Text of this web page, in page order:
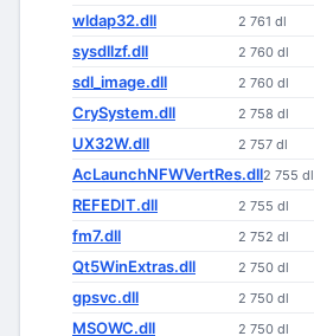
wldap32.dll 2 761 dl
sysdllzf.dll 2 760 dl
sdl_image.dll 2 760 dl
CrySystem.dll 2 758 dl
UX32W.dll 2 757 dl
AcLaunchNFWVertRes.dll2 755 dl
REFEDIT.dll 2 755 dl
fm7.dll 2 752 dl
Qt5WinExtras.dll 2 750 dl
gpsvc.dll 2 750 dl
MSOWC.dll 2 750 dl